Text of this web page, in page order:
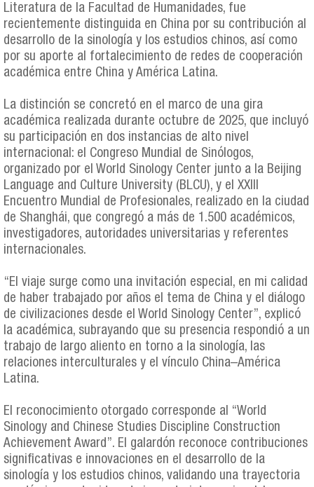
Literatura de la Facultad de Humanidades, fue
recientemente distinguida en China por su contribución al
desarrollo de la sinología y los estudios chinos, así como
por su aporte al fortalecimiento de redes de cooperación
académica entre China y América Latina.
La distinción se concretó en el marco de una gira
académica realizada durante octubre de 2025, que incluyó
su participación en dos instancias de alto nivel
internacional: el Congreso Mundial de Sinólogos,
organizado por el World Sinology Center junto a la Beijing
Language and Culture University (BLCU), y el XXIII
Encuentro Mundial de Profesionales, realizado en la ciudad
de Shanghái, que congregó a más de 1.500 académicos,
investigadores, autoridades universitarias y referentes
internacionales.
“El viaje surge como una invitación especial, en mi calidad
de haber trabajado por años el tema de China y el diálogo
de civilizaciones desde el World Sinology Center”, explicó
la académica, subrayando que su presencia respondió a un
trabajo de largo aliento en torno a la sinología, las
relaciones interculturales y el vínculo China–América
Latina.
El reconocimiento otorgado corresponde al “World
Sinology and Chinese Studies Discipline Construction
Achievement Award”. El galardón reconoce contribuciones
significativas e innovaciones en el desarrollo de la
sinología y los estudios chinos, validando una trayectoria